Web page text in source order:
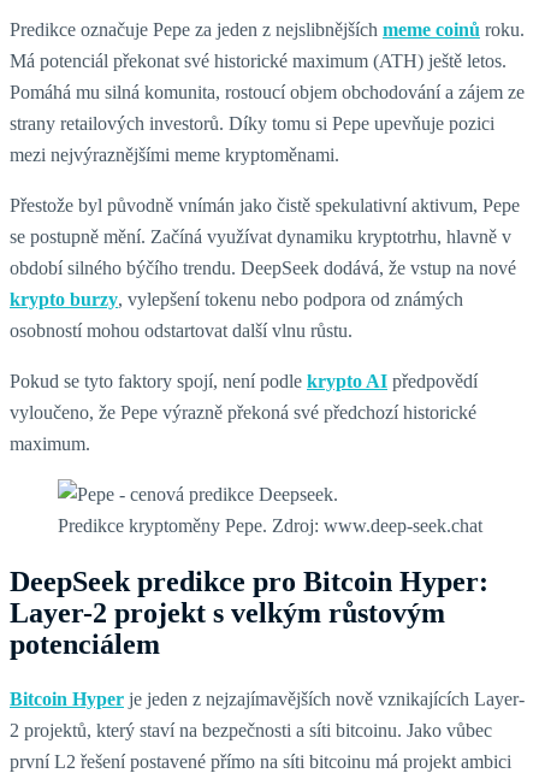
Predikce označuje Pepe za jeden z nejslibnějších meme coinů roku.
Má potenciál překonat své historické maximum (ATH) ještě letos.
Pomáhá mu silná komunita, rostoucí objem obchodování a zájem ze
strany retailových investorů. Díky tomu si Pepe upevňuje pozici
mezi nejvýraznějšími meme kryptoměnami.
Přestože byl původně vnímán jako čistě spekulativní aktivum, Pepe
se postupně mění. Začíná využívat dynamiku kryptotrhu, hlavně v
období silného býčího trendu. DeepSeek dodává, že vstup na nové
krypto burzy, vylepšení tokenu nebo podpora od známých
osobností mohou odstartovat další vlnu růstu.
Pokud se tyto faktory spojí, není podle krypto AI předpovědí
vyloučeno, že Pepe výrazně překoná své předchozí historické
maximum.
Predikce kryptoměny Pepe. Zdroj: www.deep-seek.chat
DeepSeek predikce pro Bitcoin Hyper:
Layer-2 projekt s velkým růstovým
potenciálem
Bitcoin Hyper je jeden z nejzajímavějších nově vznikajících Layer-
2 projektů, který staví na bezpečnosti a síti bitcoinu. Jako vůbec
první L2 řešení postavené přímo na síti bitcoinu má projekt ambici